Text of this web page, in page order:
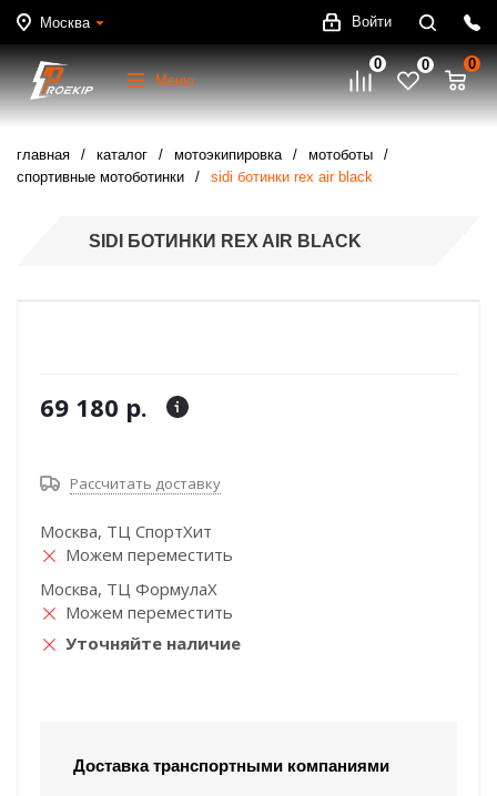
Москва Войти
Меню
0 0 0
главная каталог мотоэкипировка
мотоботы
cпортивные мотоботинки
sidi ботинки rex air black
SIDI БОТИНКИ REX AIR BLACK
69 180 р.
Рассчитать доставку
Москва, ТЦ СпортХит
Можем переместить
Москва, ТЦ ФормулаХ
Можем переместить
Уточняйте наличие
Доставка транспортными компаниями